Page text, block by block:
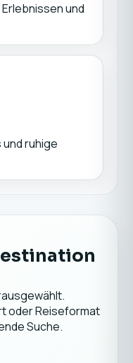
und
ruhige
oder Reiseformat
Suche.